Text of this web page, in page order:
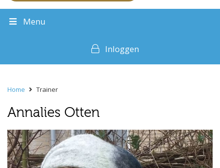
Menu
Inloggen
Home Trainer
Annalies Otten